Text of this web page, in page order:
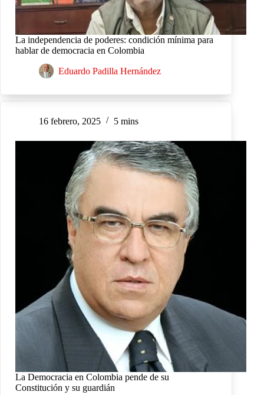
La independencia de poderes: condición mínima para
hablar de democracia en Colombia
Eduardo Padilla Hernández
16 febrero, 2025 5 mins
La Democracia en Colombia pende de su
Constitución y su guardián